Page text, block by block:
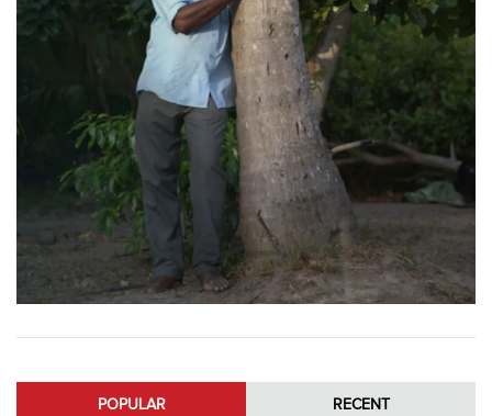
POPULAR RECENT